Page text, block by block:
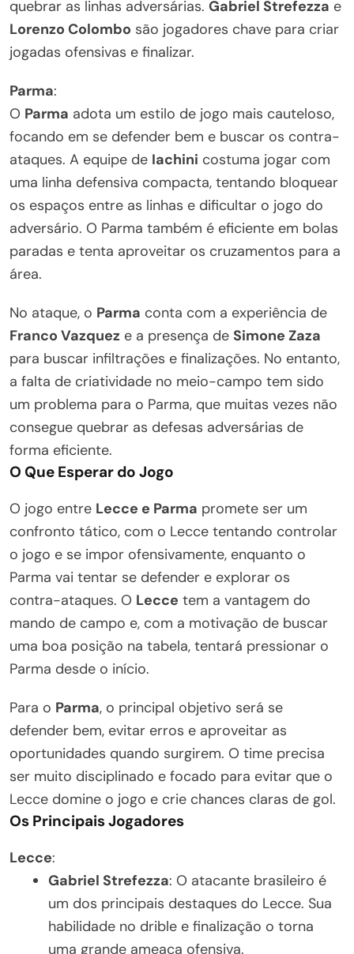
quebrar as linhas adversárias. Gabriel Strefezza e
Lorenzo Colombo são jogadores chave para criar
jogadas ofensivas e finalizar.
Parma:
O Parma adota um estilo de jogo mais cauteloso,
focando em se defender bem e buscar os contra-
ataques. A equipe de Iachini costuma jogar com
uma linha defensiva compacta, tentando bloquear
os espaços entre as linhas e dificultar o jogo do
adversário. O Parma também é eficiente em bolas
paradas e tenta aproveitar os cruzamentos para a
área.
No ataque, o Parma conta com a experiência de
Franco Vazquez e a presença de Simone Zaza
para buscar infiltrações e finalizações. No entanto,
a falta de criatividade no meio-campo tem sido
um problema para o Parma, que muitas vezes não
consegue quebrar as defesas adversárias de
forma eficiente.
O Que Esperar do Jogo
O jogo entre Lecce e Parma promete ser um
confronto tático, com o Lecce tentando controlar
o jogo e se impor ofensivamente, enquanto o
Parma vai tentar se defender e explorar os
contra-ataques. O Lecce tem a vantagem do
mando de campo e, com a motivação de buscar
uma boa posição na tabela, tentará pressionar o
Parma desde o início.
Para o Parma, o principal objetivo será se
defender bem, evitar erros e aproveitar as
oportunidades quando surgirem. O time precisa
ser muito disciplinado e focado para evitar que o
Lecce domine o jogo e crie chances claras de gol.
Os Principais Jogadores
Lecce:
Gabriel Strefezza: O atacante brasileiro é
um dos principais destaques do Lecce. Sua
habilidade no drible e finalização o torna
uma grande ameaça ofensiva.